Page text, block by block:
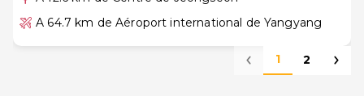
A 64.7 km de Aéroport international de Yangyang
1 2